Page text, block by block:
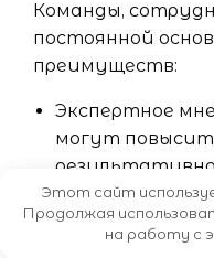
Команды,
постоянной
преимуществ:
Экспертное
могут
тактик
Опыт Льюиса в
турнирах
Этот сайт
Продолжая
на работу с